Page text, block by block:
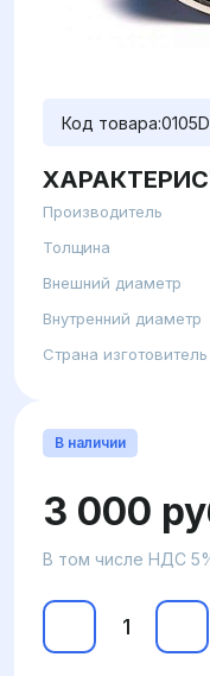
Код товара:
Производитель
Толщина
Внешний диаметр
Внутренний диаметр
Страна изготовитель
В наличии
3 000
В том числе НДС